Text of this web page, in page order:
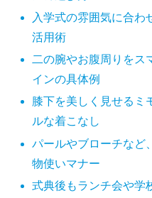
入学式の雰囲気に合わ
活用術
二の腕やお腹周りをス
インの具体例
膝下を美しく見せるミ
ルな着こなし
パールやブローチなど
物使いマナー
式典後もランチ会や学